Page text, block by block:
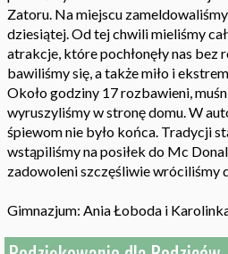
Zatoru. Na miejscu
dziesiątej. Od tej chwili mieliśmy
atrakcje, które pochłonęły nas bez
bawiliśmy się, a także miło i
Około godziny 17 rozbawieni,
wyruszyliśmy w stronę domu. W
śpiewom nie było końca. Tradycji
wstąpiliśmy na posiłek do Mc
zadowoleni szczęśliwie wróciliśmy
Gimnazjum: Ania Łoboda i